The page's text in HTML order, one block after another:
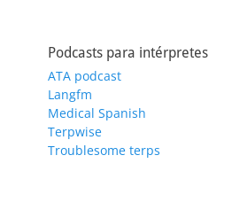
Podcasts para intérpretes
ATA podcast
Langfm
Medical Spanish
Terpwise
Troublesome terps